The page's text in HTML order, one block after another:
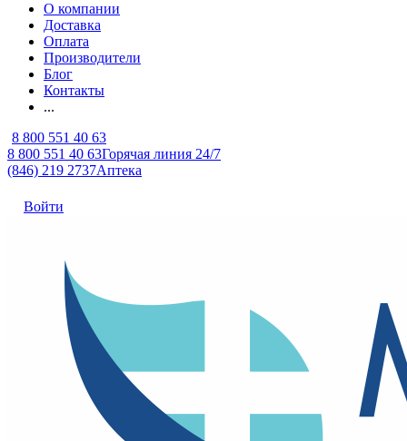
О компании
Доставка
Оплата
Производители
Блог
Контакты
...
8 800 551 40 63
8 800 551 40 63Горячая линия 24/7
(846) 219 2737Аптека
Войти